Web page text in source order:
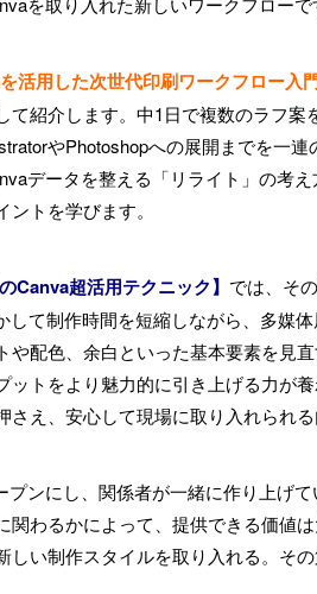
を活用した次世代印刷ワークフロー入門
て紹介します。中1日で複数のラフ案
やPhotoshopへの展開までを一連
データを整える「リライト」の考え
トを学びます。
Canva超活用テクニック】 では、そ
て制作時間を短縮しながら、多媒
配色、余白といった基本要素を見
ットをより魅力的に引き上げる力が
え、安心して現場に取り入れられる
ンにし、関係者が一緒に作り上げ
わるかによって、提供できる価値
い制作スタイルを取り入れる。そ